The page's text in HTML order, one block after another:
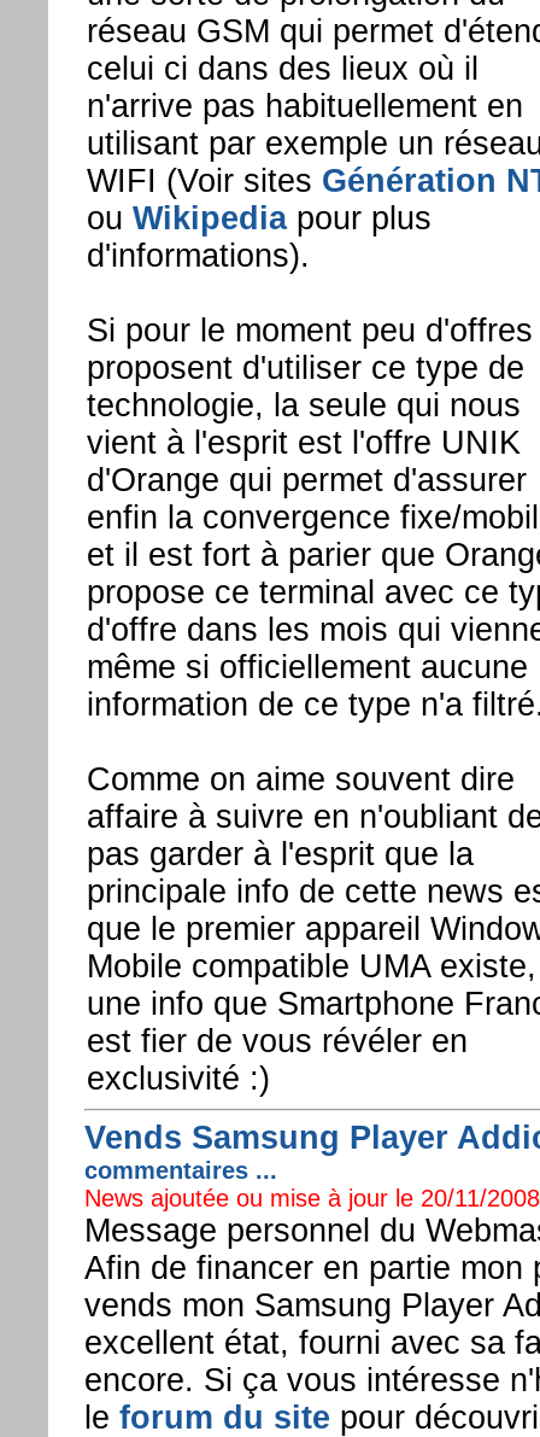
réseau GSM qui permet
celui ci dans des lieux où il
n'arrive pas habituellement en
utilisant par exemple un
WIFI (Voir sites Génération
ou Wikipediapour plus
d'informations).
Si pour le moment peu d'offres
proposent d'utiliser ce type de
technologie, la seule qui nous
vient à l'esprit est l'offre UNIK
d'Orange qui permet d'assurer
enfin la convergence fixe/
et il est fort à parier que
propose ce terminal avec ce
d'offre dans les mois qui
même si officiellement aucune
information de ce type n'a
Comme on aime souvent dire
affaire à suivre en n'oubliant
pas garder à l'esprit que la
principale info de cette news
que le premier appareil
Mobile compatible UMA existe,
une info que Smartphone
est fier de vous révéler en
exclusivité :)
Vends Samsung Player
commentaires ...
News ajoutée ou mise à jour le 20/11/
Message personnel du
Afin de financer en partie mon
vends mon Samsung Player
excellent état, fourni avec sa
encore. Si ça vous intéresse
le forum du site pour